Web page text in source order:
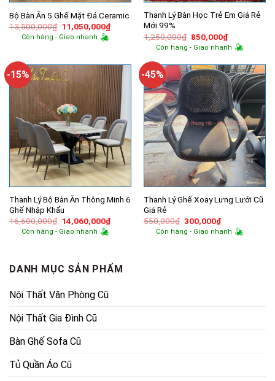
Bộ Bàn Ăn 5 Ghế Mặt Đá Ceramic
13,500,000₫ Giá
gốc
là:
11,050,000₫Giá
hiện
Còn hàng - Giao nhanh
Thanh Lý Bàn Học Trẻ Em Giá Rẻ
Mới 99%
1,250,000₫ Giá
gốc
là:
850,000₫Giá
hiện
tại
850,000₫.
Còn hàng - Giao nhanh
-15%
Thanh Lý Bộ Bàn Ăn Thông Minh 6
Ghế Nhập Khẩu
16,600,000₫ Giá
gốc
là:
14,060,000₫Giá
hiện
Còn hàng - Giao nhanh
-45%
Thanh Lý Ghế Xoay Lưng Lưới Cũ
Giá Rẻ
550,000₫ Giá
gốc
là:
300,000₫Giá
hiện
tại
Còn hàng - Giao nhanh
DANH MỤC SẢN PHẨM
Nội Thất Văn Phòng Cũ
Nội Thất Gia Đình Cũ
Bàn Ghế Sofa Cũ
Tủ Quần Áo Cũ